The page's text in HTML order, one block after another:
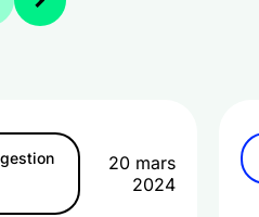
20 mars
2024